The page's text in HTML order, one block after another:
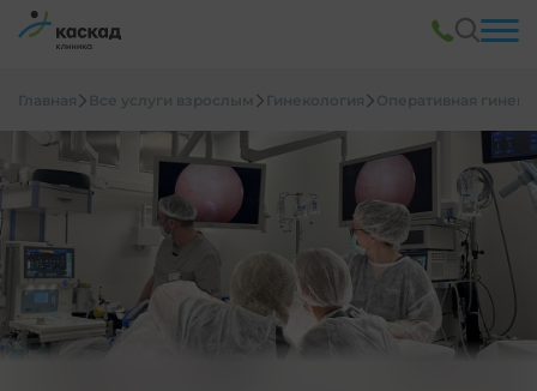
Главная Все услуги взрослым Гинекология Оперативная